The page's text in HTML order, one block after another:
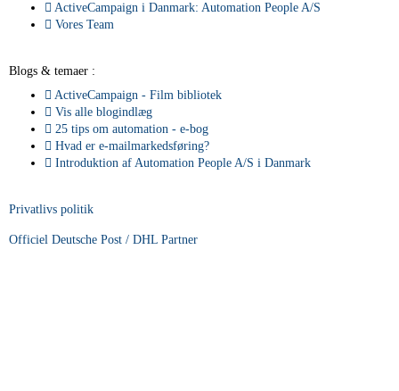
ActiveCampaign i Danmark: Automation People A/S
Vores Team
Blogs & temaer :
ActiveCampaign - Film bibliotek
Vis alle blogindlæg
25 tips om automation - e-bog
Hvad er e-mailmarkedsføring?
Introduktion af Automation People A/S i Danmark
Privatlivs politik
Officiel Deutsche Post / DHL Partner